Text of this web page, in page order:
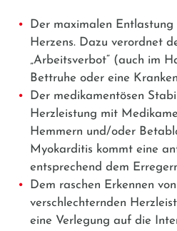
Der maximalen Entlastung
Herzens. Dazu verordnet
„Arbeitsverbot“ (auch im
Bettruhe oder eine
Der medikamentösen
Herzleistung mit
Hemmern und/oder
Myokarditis kommt eine
entsprechend dem
Dem raschen Erkennen
verschlechternden
eine Verlegung auf die